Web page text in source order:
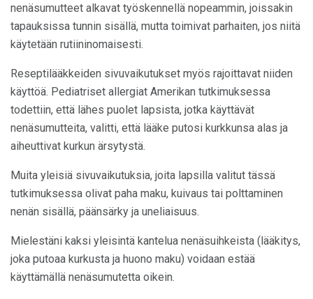
nenäsumutteet alkavat työskennellä nopeammin, joissakin
tapauksissa tunnin sisällä, mutta toimivat parhaiten, jos niitä
käytetään rutiininomaisesti.
Reseptilääkkeiden sivuvaikutukset myös rajoittavat niiden
käyttöä. Pediatriset allergiat Amerikan tutkimuksessa
todettiin, että lähes puolet lapsista, jotka käyttävät
nenäsumutteita, valitti, että lääke putosi kurkkunsa alas ja
aiheuttivat kurkun ärsytystä.
Muita yleisiä sivuvaikutuksia, joita lapsilla valitut tässä
tutkimuksessa olivat paha maku, kuivaus tai polttaminen
nenän sisällä, päänsärky ja uneliaisuus.
Mielestäni kaksi yleisintä kantelua nenäsuihkeista (lääkitys,
joka putoaa kurkusta ja huono maku) voidaan estää
käyttämällä nenäsumutetta oikein.